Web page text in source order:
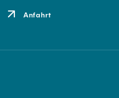
Anfahrt